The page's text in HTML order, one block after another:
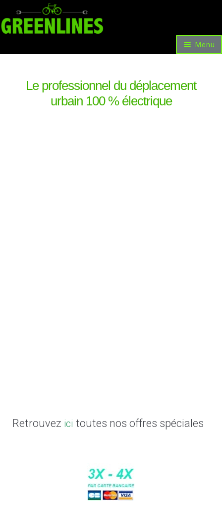
Menu
Accueil
Scooters & Trottinettes
Nos facilités de paiement
Les occasions et promotions
Le professionnel du déplacement
urbain 100 % électrique
Retrouvez ici toutes nos offres spéciales